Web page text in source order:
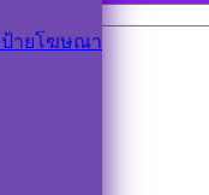
ป้ายโฆษณา